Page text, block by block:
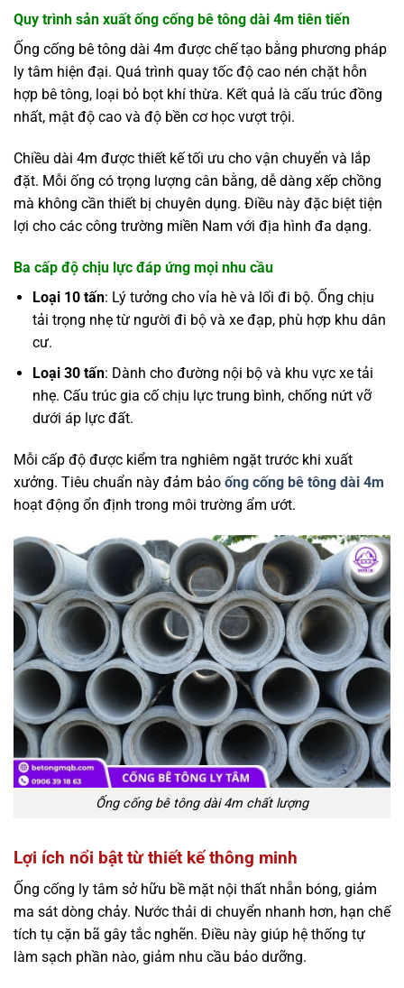
Quy trình sản xuất ống cống bê tông dài 4m tiên tiến
Ống cống bê tông dài 4m được chế tạo bằng phương pháp
ly tâm hiện đại. Quá trình quay tốc độ cao nén chặt hỗn
hợp bê tông, loại bỏ bọt khí thừa. Kết quả là cấu trúc đồng
nhất, mật độ cao và độ bền cơ học vượt trội.
Chiều dài 4m được thiết kế tối ưu cho vận chuyển và lắp
đặt. Mỗi ống có trọng lượng cân bằng, dễ dàng xếp chồng
mà không cần thiết bị chuyên dụng. Điều này đặc biệt tiện
lợi cho các công trường miền Nam với địa hình đa dạng.
Ba cấp độ chịu lực đáp ứng mọi nhu cầu
Loại 10 tấn: Lý tưởng cho vỉa hè và lối đi bộ. Ống chịu
tải trọng nhẹ từ người đi bộ và xe đạp, phù hợp khu dân
cư.
Loại 30 tấn: Dành cho đường nội bộ và khu vực xe tải
nhẹ. Cấu trúc gia cố chịu lực trung bình, chống nứt vỡ
dưới áp lực đất.
Mỗi cấp độ được kiểm tra nghiêm ngặt trước khi xuất
xưởng. Tiêu chuẩn này đảm bảo ống cống bê tông dài 4m
hoạt động ổn định trong môi trường ẩm ướt.
Ống cống bê tông dài 4m chất lượng
Lợi ích nổi bật từ thiết kế thông minh
Ống cống ly tâm sở hữu bề mặt nội thất nhẵn bóng, giảm
ma sát dòng chảy. Nước thải di chuyển nhanh hơn, hạn chế
tích tụ cặn bã gây tắc nghẽn. Điều này giúp hệ thống tự
làm sạch phần nào, giảm nhu cầu bảo dưỡng.